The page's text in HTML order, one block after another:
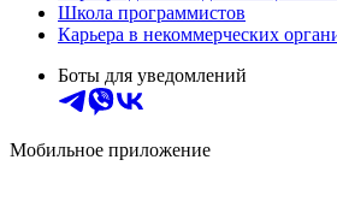
Школа программистов
Карьера в некоммерческих
Боты для уведомлений
Мобильное приложение